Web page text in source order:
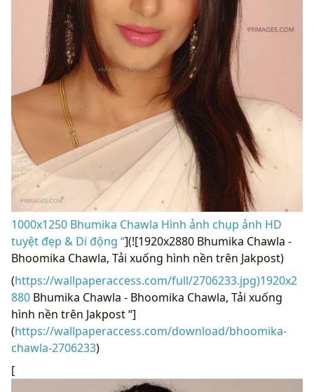
1000x1250 Bhumika Chawla Hình ảnh chụp ảnh HD
tuyệt đẹp & Di động “](![1920x2880 Bhumika Chawla -
Bhoomika Chawla, Tải xuống hình nền trên Jakpost)
(https://wallpaperaccess.com/full/2706233.jpg)1920x2
880 Bhumika Chawla - Bhoomika Chawla, Tải xuống
hình nền trên Jakpost “]
(https://wallpaperaccess.com/download/bhoomika-
chawla-2706233)
[